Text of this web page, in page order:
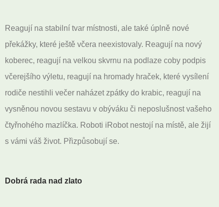
Reagují na stabilní tvar místnosti, ale také úplně nové
překážky, které ještě včera neexistovaly. Reagují na nový
koberec, reagují na velkou skvrnu na podlaze coby podpis
včerejšího výletu, reagují na hromady hraček, které vysílení
rodiče nestihli večer naházet zpátky do krabic, reagují na
vysněnou novou sestavu v obýváku či neposlušnost vašeho
čtyřnohého mazlíčka. Roboti iRobot nestojí na místě, ale žijí
s vámi váš život. Přizpůsobují se.
Dobrá rada nad zlato